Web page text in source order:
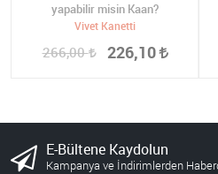
yapabilir misin Kaan?
Vivet Kanetti
266,00 226,10
E-Bültene Kaydolun
Kampanya ve İndirimlerden